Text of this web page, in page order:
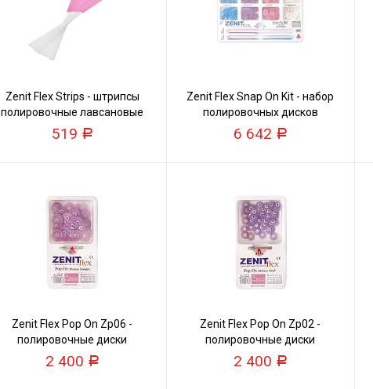
Zenit Flex Strips - штрипсы
полировочные лавсановые
мягкие/сверхмягкие
519 Р
Zenit Flex Snap On Kit - набор
полировочных дисков
6 642 Р
Zenit Flex Pop On Zp06 -
полировочные диски
2 400 Р
Zenit Flex Pop On Zp02 -
полировочные диски
2 400 Р